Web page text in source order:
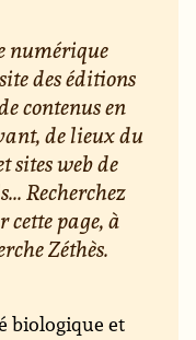
numérique
des éditions
contenus en
de lieux du
sites web de
Recherchez
cette page, à
Zéthès.
biologique et